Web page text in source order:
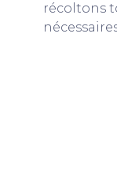
récoltons